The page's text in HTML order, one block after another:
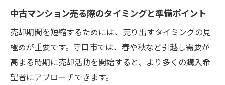
中古マンション売る際のタイミングと準備ポイント
売却期間を短縮するためには、売り出すタイミングの見
極めが重要です。守口市では、春や秋など引越し需要が
高まる時期に売却活動を開始すると、より多くの購入希
望者にアプローチできます。